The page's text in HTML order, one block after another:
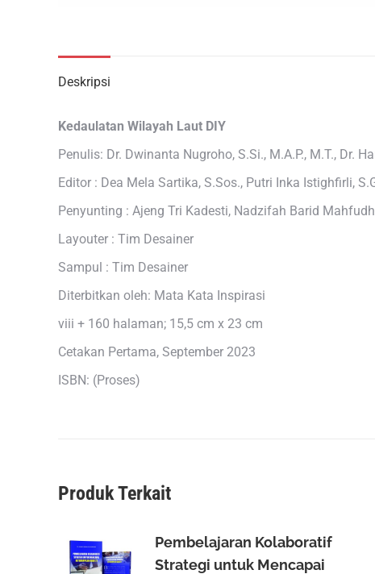
Deskripsi
Kedaulatan Wilayah Laut DIY
Penulis: Dr. Dwinanta Nugroho, S.Si., M.A.P., M.T., Dr.
Editor : Dea Mela Sartika, S.Sos., Putri Inka Istighfirli,
Penyunting : Ajeng Tri Kadesti, Nadzifah Barid
Layouter : Tim Desainer
Sampul : Tim Desainer
Diterbitkan oleh: Mata Kata Inspirasi
viii + 160 halaman; 15,5 cm x 23 cm
Cetakan Pertama, September 2023
ISBN: (Proses)
Produk Terkait
Pembelajaran Kolaboratif
Strategi untuk Mencapai